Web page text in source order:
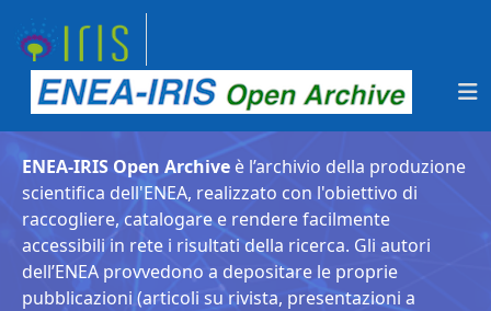
ENEA-IRIS Open Archive è l’archivio della produzione
scientifica dell'ENEA, realizzato con l'obiettivo di
raccogliere, catalogare e rendere facilmente
accessibili in rete i risultati della ricerca. Gli autori
dell’ENEA provvedono a depositare le proprie
pubblicazioni (articoli su rivista, presentazioni a